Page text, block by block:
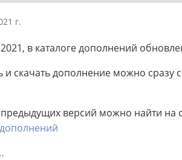
г.
в каталоге дополнений
и скачать дополнение можно сразу
версий можно найти на